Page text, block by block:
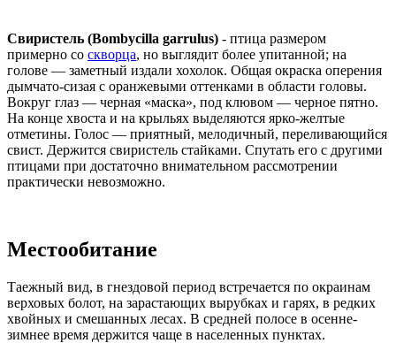
Свиристель (Bombycilla garrulus) - птица размером
примерно со скворца, но выглядит более упитанной; на
голове — заметный издали хохолок. Общая окраска оперения
дымчато-сизая с оранжевыми оттенками в области головы.
Вокруг глаз — черная «маска», под клювом — черное пятно.
На конце хвоста и на крыльях выделяются ярко-желтые
отметины. Голос — приятный, мелодичный, переливающийся
свист. Держится свиристель стайками. Спутать его с другими
птицами при достаточно внимательном рассмотрении
практически невозможно.
Местообитание
Таежный вид, в гнездовой период встречается по окраинам
верховых болот, на зарастающих вырубках и гарях, в редких
хвойных и смешанных лесах. В средней полосе в осенне-
зимнее время держится чаще в населенных пунктах.